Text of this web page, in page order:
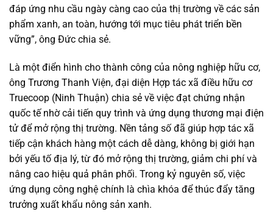
đáp ứng nhu cầu ngày càng cao của thị trường về các sản
phẩm xanh, an toàn, hướng tới mục tiêu phát triển bền
vững”, ông Đức chia sẻ.
Là một điển hình cho thành công của nông nghiệp hữu cơ,
ông Trương Thanh Viện, đại diện Hợp tác xã điều hữu cơ
Truecoop (Ninh Thuận) chia sẻ về việc đạt chứng nhận
quốc tế nhờ cải tiến quy trình và ứng dụng thương mại điện
tử để mở rộng thị trường. Nền tảng số đã giúp hợp tác xã
tiếp cận khách hàng một cách dễ dàng, không bị giới hạn
bởi yếu tố địa lý, từ đó mở rộng thị trường, giảm chi phí và
nâng cao hiệu quả phân phối. Trong kỷ nguyên số, việc
ứng dụng công nghệ chính là chìa khóa để thúc đẩy tăng
trưởng xuất khẩu nông sản xanh.